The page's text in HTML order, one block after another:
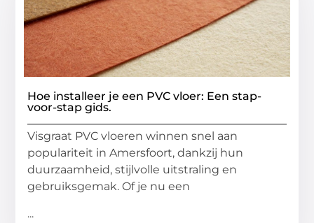
Hoe installeer je een PVC vloer: Een stap-
voor-stap gids.
Visgraat PVC vloeren winnen snel aan
populariteit in Amersfoort, dankzij hun
duurzaamheid, stijlvolle uitstraling en
gebruiksgemak. Of je nu een
...